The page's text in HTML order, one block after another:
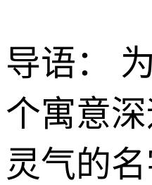
导语：
个寓意
灵气的